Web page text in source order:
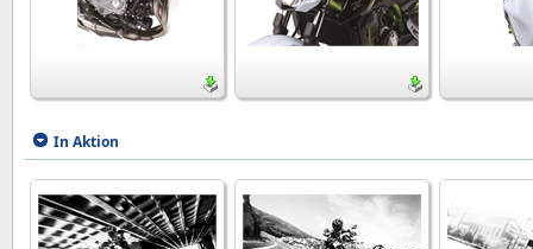
In Aktion